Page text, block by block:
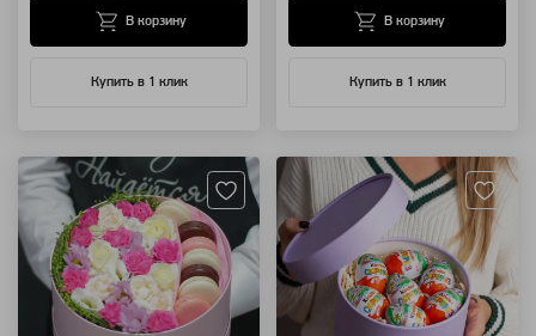
Купить в 1 клик
В корзину
Купить в 1 клик
В корзину